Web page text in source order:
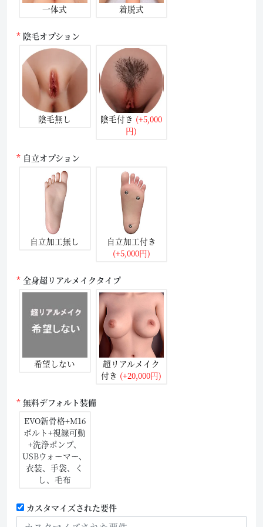
一体式 着脱式
陰毛オプション
陰毛無し 陰毛付き (+5,000
円)
自立オプション
自立加工無し
自立加工付き
(+5,000円)
全身超リアルメイクタイプ
希望しない
超リアルメイク
付き (+20,000円)
無料デフォルト装備
EVO新骨格+M16
ボルト+視線可動
+洗浄ポンプ、
USBウォーマー、
衣装、手袋、く
し、毛布
カスタマイズされた要件